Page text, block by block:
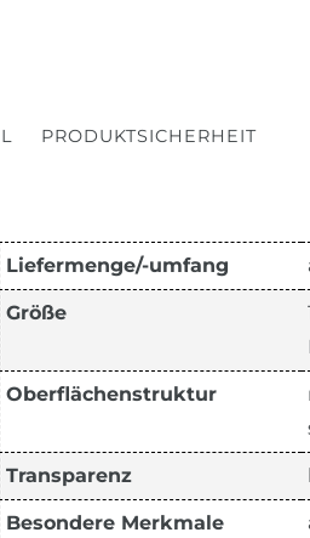
PRODUKTSICHERHEIT
Liefermenge/-umfang
Größe
Oberflächenstruktur
Transparenz
Besondere Merkmale